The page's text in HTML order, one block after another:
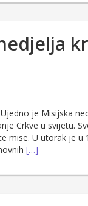
je Misijska
Crkve u svijetu.
mise. U utorak je
[…]